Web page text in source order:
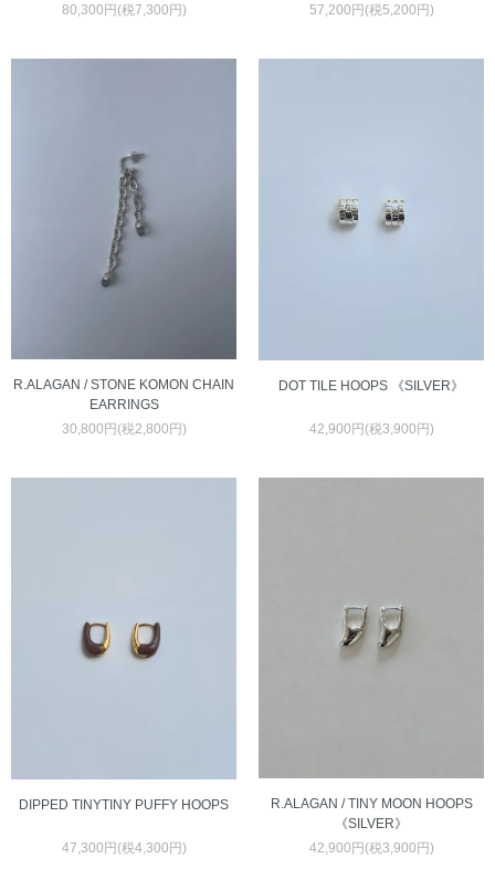
80,300円(税7,300円)
57,200円(税5,200円)
R.ALAGAN / STONE KOMON CHAIN
EARRINGS
30,800円(税2,800円)
DOT TILE HOOPS 《SILVER》
42,900円(税3,900円)
DIPPED TINYTINY PUFFY HOOPS
47,300円(税4,300円)
R.ALAGAN / TINY MOON HOOPS
《SILVER》
42,900円(税3,900円)